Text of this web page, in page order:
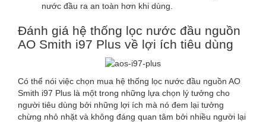
nước đầu ra an toàn hơn khi dùng.
Đánh giá hệ thống lọc nước đầu nguồn
AO Smith i97 Plus về lợi ích tiêu dùng
Có thể nói việc chọn mua hệ thống lọc nước đầu nguồn AO
Smith i97 Plus là một trong những lựa chọn lý tưởng cho
người tiêu dùng bởi những lợi ích mà nó đem lại tưởng
chừng nhỏ nhặt và không đáng quan tâm bởi nhiều người lại